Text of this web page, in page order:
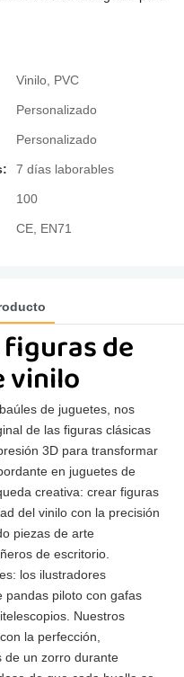
Vinilo, PVC
Personalizado
Personalizado
7 días laborables
100
CE, EN71
figuras de
vinilo
de juguetes, nos
de las figuras clásicas
3D para transformar
en juguetes de
creativa: crear figuras
del vinilo con la precisión
piezas de arte
de escritorio.
los ilustradores
pandas piloto con gafas
Nuestros
la perfección,
de un zorro durante